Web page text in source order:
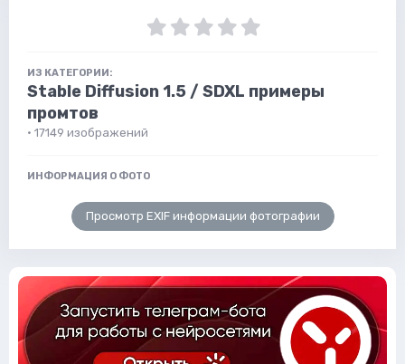
ИЗ КАТЕГОРИИ:
Stable Diffusion 1.5 / SDXL примеры
промтов
· 17149 изображений
ИНФОРМАЦИЯ О ФОТО
Просмотр EXIF информации фотографии